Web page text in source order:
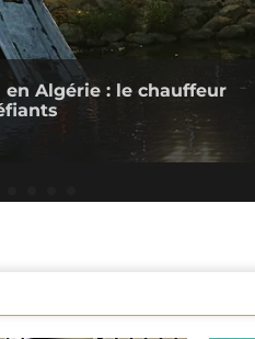
Algérie : le chauffeur